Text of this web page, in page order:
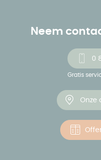
Neem
0
Gratis
Onze